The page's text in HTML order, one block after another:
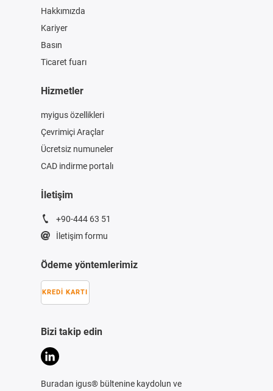
Hakkımızda
Kariyer
Basın
Ticaret fuarı
Hizmetler
myigus özellikleri
Çevrimiçi Araçlar
Ücretsiz numuneler
CAD indirme portalı
İletişim
+90-444 63 51
İletişim formu
Ödeme yöntemlerimiz
KREDI KARTI
Bizi takip edin
Buradan igus® bültenine kaydolun ve